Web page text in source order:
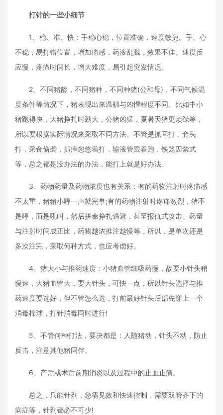
打针的一些小细节
1、稳、准、快：手稳心稳，位置准确，速度敏捷。手、心
不稳，易打错位置，增加痛感，药液乱溅，效果不佳。速度反
应慢，疼痛时间长，增大难度，易引起突发情况。
2、不同猪龄，不同猪种，不同种猪(公和母)，不同气候温
度条件等情况下，猪表现出来温驯与凶悍程度不同。比如中小
猪跑得快，大猪挣扎时劲大，公猪凶猛，夏暑天猪更烦躁等，
所以要根据实际情况来采取不同方法。不管是抓耳打，套头
打，采食偷袭，抓痒忽悠着打，输液管跟着跑，铁笼囚禁式
等，总之都是没办法的办法，能打上就是好办法。
3、药物药量及药物浓度也有关系：有的药物注射时疼痛感
不太重，猪猪小哼一声就完事;有的药物注射时疼痛激烈，猪不
是哼，而是吼叫，然后拼命挣扎逃避，甚至报仇式攻击。药量
与注射时间成正比，药物越浓推注越慢等，所以，是单次还是
多次注完，采取何种方式，也应考虑好。
4、猪大小与推药速度：小猪血管细吸药慢，故要小针头稍
慢速，大猪血管大，要大针头，可快一点，所以针头选择与推
药速度要选好，但不管怎么选，打前最好针头后部先穿上一个
消毒棉球，打针消毒同时进行!
5、不管何种打法，要决都是：人随猪动，针头不动，防止
反击，注意其他猪同伴。
6、产后或术后前期消炎以及过程中的止血止痛。
总之，只能针剂，急需见效和快速控制，需要双管齐下的
病症等，针剂都必不可少!